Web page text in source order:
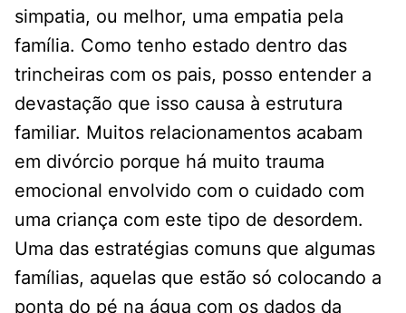
simpatia, ou melhor, uma empatia pela
família. Como tenho estado dentro das
trincheiras com os pais, posso entender a
devastação que isso causa à estrutura
familiar. Muitos relacionamentos acabam
em divórcio porque há muito trauma
emocional envolvido com o cuidado com
uma criança com este tipo de desordem.
Uma das estratégias comuns que algumas
famílias, aquelas que estão só colocando a
ponta do pé na água com os dados da